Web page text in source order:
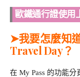
歐鐵通行證使用
➤我要怎麼知
Travel Day？
在 My Pass 的功能